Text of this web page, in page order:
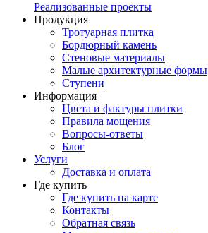
Реализованные проекты
Продукция
Тротуарная плитка
Бордюрный камень
Стеновые материалы
Малые архитектурные формы
Ступени
Информация
Цвета и фактуры плитки
Правила мощения
Вопросы-ответы
Блог
Услуги
Доставка и оплата
Где купить
Где купить на карте
Контакты
Обратная связь